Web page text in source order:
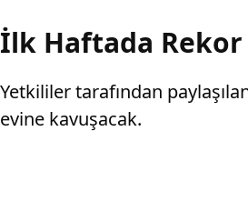
İlk Haftada Rekor
Yetkililer tarafından
evine kavuşacak.